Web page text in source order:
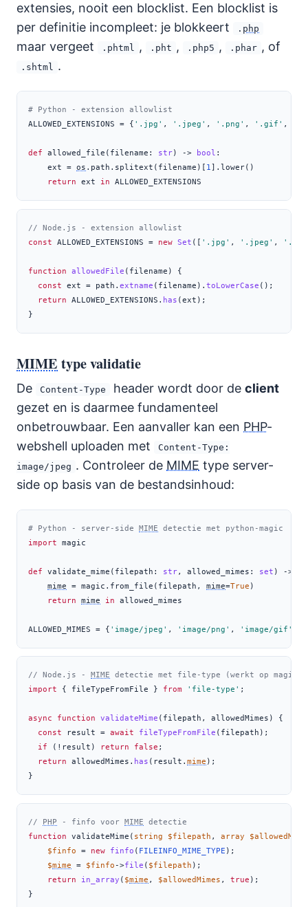
extensies, nooit een blocklist. Een blocklist is
per definitie incompleet: je blokkeert
. php
maar vergeet .phtml , .pht , .php5 , .phar , of
.shtml .
# Python - extension allowlist
ALLOWED_EXTENSIONS = { '.jpg' , '.jpeg' , '.png' , '.gif' ,
def allowed_file(filename: str) -> bool :
    ext
= os .path.splitext(filename)[ 1 ].lower()
return ext in ALLOWED_EXTENSIONS
// Node.js - extension allowlist
const ALLOWED_EXTENSIONS = new Set ([ '.jpg' , '.jpeg' ,
function allowedFile (filename) {
const ext = path . extname (filename) . toLowerCase () ;
return ALLOWED_EXTENSIONS . has (ext) ;
}
MIME type validatie
De Content-Type header wordt door de client
gezet en is daarmee fundamenteel
onbetrouwbaar. Een aanvaller kan een PHP-
webshell uploaden met
Content-Type:
image/jpeg . Controleer de MIME type server-
side op basis van de bestandsinhoud:
# Python - server-side MIME detectie met python-magic
import magic
def validate_mime(filepath: str, allowed_mimes: set ) ->
mime
= magic.from_file(filepath, mime=True )
return
mime in allowed_mimes
ALLOWED_MIMES = { 'image/jpeg' , 'image/png' , 'image/gif'
// Node.js - MIME detectie met file-type (werkt op magic
import { fileTypeFromFile } from 'file-type' ;
async function validateMime (filepath ,
allowedMimes) {
const result = await fileTypeFromFile (filepath) ;
if ( ! result) return false ;
return allowedMimes . has (result . mime ) ;
}
// PHP - finfo voor MIME detectie
function validateMime( string $filepath , array
$finfo
= new finfo ( FILEINFO_MIME_TYPE ) ;
$mime = $finfo ->file ( $filepath ) ;
return
in_array ( $mime , $allowedMimes , true ) ;
}